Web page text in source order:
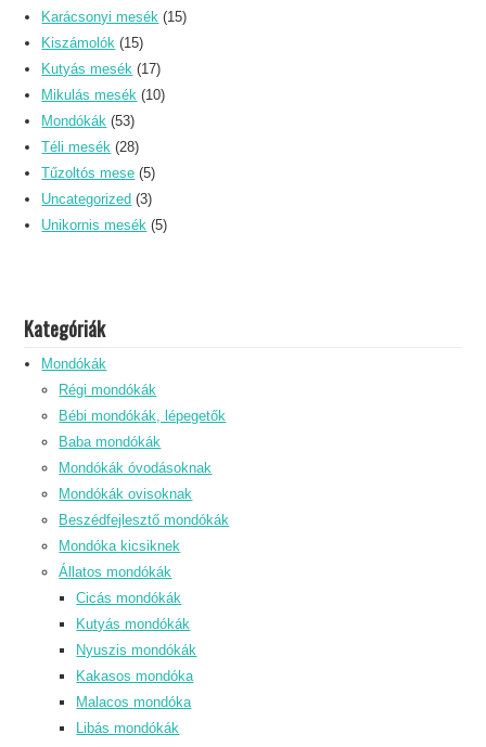
Karácsonyi mesék (15)
Kiszámolók (15)
Kutyás mesék (17)
Mikulás mesék (10)
Mondókák (53)
Téli mesék (28)
Tűzoltós mese (5)
Uncategorized (3)
Unikornis mesék (5)
Kategóriák
Mondókák
Régi mondókák
Bébi mondókák, lépegetők
Baba mondókák
Mondókák óvodásoknak
Mondókák ovisoknak
Beszédfejlesztő mondókák
Mondóka kicsiknek
Állatos mondókák
Cicás mondókák
Kutyás mondókák
Nyuszis mondókák
Kakasos mondóka
Malacos mondóka
Libás mondókák